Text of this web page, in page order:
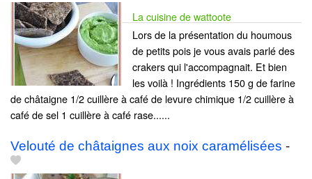
La cuisine de wattoote
Lors de la présentation du houmous
de petits pois je vous avais parlé des
crakers qui l'accompagnait. Et bien
les voilà ! Ingrédients 150 g de farine
de châtaigne 1/2 cuillère à café de levure chimique 1/2 cuillère à
café de sel 1 cuillère à café rase......
Velouté de châtaignes aux noix caramélisées -